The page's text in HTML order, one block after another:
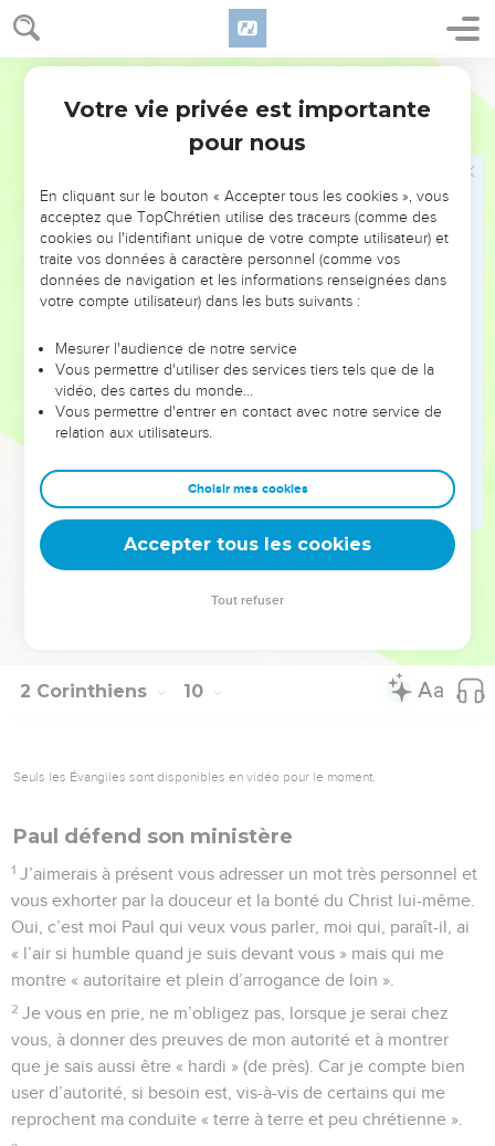
2 Corinthiens 9
Ainsi vous serez vraiment riches de tous les biens
(spirituels et matériels), et vous pourrez contribuer largement
à faire le bien chaque fois que l’occasion s’en présentera. Et
monter vers Dieu de nombreuses prières de reconnaissance.
En effet, ce service inspiré par l’amour ne pourvoira pas
source de riches bénédictions en suscitant de ferventes
prières de reconnaissance envers Dieu.
Par ce service, vous faites vos preuves : vous démontrez la
réalité de votre foi ; aussi, ces chrétiens loueront-ils Dieu en
voyant comme vous lui êtes soumis, combien fidèlement
vous obéissez à l’Évangile que vous professez. Ils le
remercieront pour ce don généreux qui atteste et renforce
votre communion avec eux et avec tous.
Ils se sentiront plus proches de vous, ils intercéderont
cause des grâces particulières dont Dieu vous a comblés.
Ah oui ! béni soit Dieu pour le don qu’il nous a fait et pour
sa grâce qui dépasse tout ce que notre langage est capable
d’exprimer !
2 Corinthiens 10
Seuls les Évangiles sont disponibles en vidéo pour le moment.
Paul défend son ministère
1 J’aimerais à présent vous adresser un mot très personnel et
vous exhorter par la douceur et la bonté du Christ lui-même.
Oui, c’est moi Paul qui veux vous parler, moi qui, paraît-il, ai
« l’air si humble quand je suis devant vous » mais qui me
montre « autoritaire et plein d’arrogance de loin ».
2 Je vous en prie, ne m’obligez pas, lorsque je serai chez
vous, à donner des preuves de mon autorité et à montrer
que je sais aussi être « hardi » (de près). Car je compte bien
user d’autorité, si besoin est, vis-à-vis de certains qui me
reprochent ma conduite « terre à terre et peu chrétienne ».
Votre vie privée est importante
pour nous
En cliquant sur le bouton « Accepter tous les cookies », vous
acceptez que TopChrétien utilise des traceurs (comme des
cookies ou l'identifiant unique de votre compte utilisateur) et
traite vos données à caractère personnel (comme vos
données de navigation et les informations renseignées dans
votre compte utilisateur) dans les buts suivants :
Mesurer l'audience de notre service
Vous permettre d'utiliser des services tiers tels que de la
vidéo, des cartes du monde…
Vous permettre d'entrer en contact avec notre service de
relation aux utilisateurs.
Choisir mes cookies
Accepter tous les cookies
Tout refuser